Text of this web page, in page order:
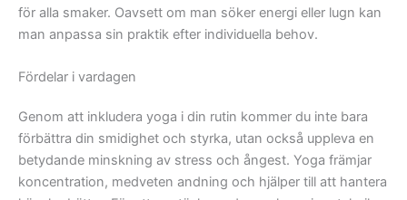
för alla smaker. Oavsett om man söker energi eller lugn kan
man anpassa sin praktik efter individuella behov.
Fördelar i vardagen
Genom att inkludera yoga i din rutin kommer du inte bara
förbättra din smidighet och styrka, utan också uppleva en
betydande minskning av stress och ångest. Yoga främjar
koncentration, medveten andning och hjälper till att hantera